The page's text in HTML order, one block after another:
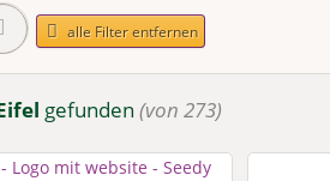
alle Filter entfernen
gefunden (von 273)